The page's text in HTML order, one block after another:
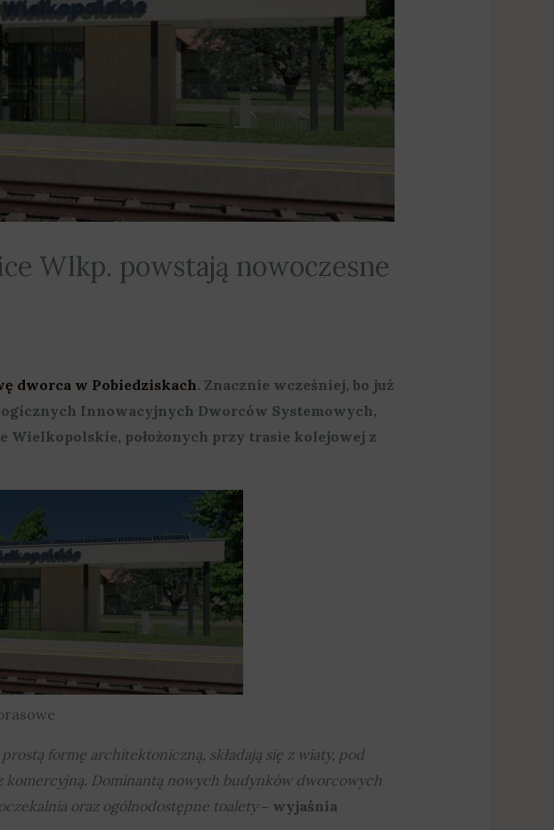
Wlkp. powstają nowoczesne
dworca w Pobiedziskach. Znacznie wcześniej, bo już
Innowacyjnych Dworców Systemowych,
Wielkopolskie, położonych przy trasie kolejowej z
formę architektoniczną, składają się z wiaty, pod
komercyjną. Dominantą nowych budynków dworcowych
oraz ogólnodostępne toalety – wyjaśnia